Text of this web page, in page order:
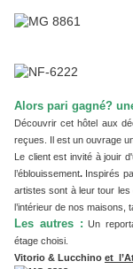
Alors pari gagné?
Découvrir cet hôtel aux
reçues. Il est un ouvrage
Le client est invité à jouir
l’éblouissement. Inspirés
artistes sont à leur tour les
l’intérieur de nos maisons,
Les autres : Un
étage choisi.
Vitorio & Lucchino et